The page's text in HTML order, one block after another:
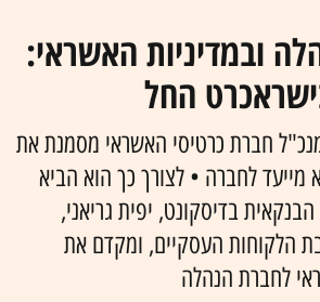
ובמדיניות האשראי:
החל
חברת כרטיסי האשראי מסמנת את
מייעד לחברה • לצורך כך הוא הביא
בדיסקונט, יפית גריאני,
הלקוחות העסקיים, ומקדם את
לחברת הנהלה